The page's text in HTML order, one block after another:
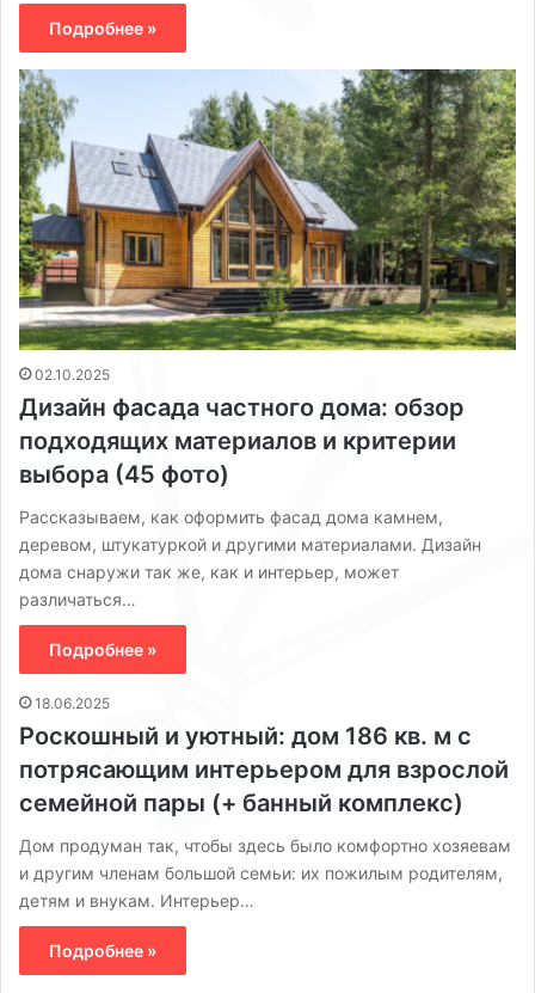
Подробнее »
02.10.2025
Дизайн фасада частного дома: обзор
подходящих материалов и критерии
выбора (45 фото)
Рассказываем, как оформить фасад дома камнем,
деревом, штукатуркой и другими материалами. Дизайн
дома снаружи так же, как и интерьер, может
различаться…
Подробнее »
18.06.2025
Роскошный и уютный: дом 186 кв. м с
потрясающим интерьером для взрослой
семейной пары (+ банный комплекс)
Дом продуман так, чтобы здесь было комфортно хозяевам
и другим членам большой семьи: их пожилым родителям,
детям и внукам. Интерьер…
Подробнее »